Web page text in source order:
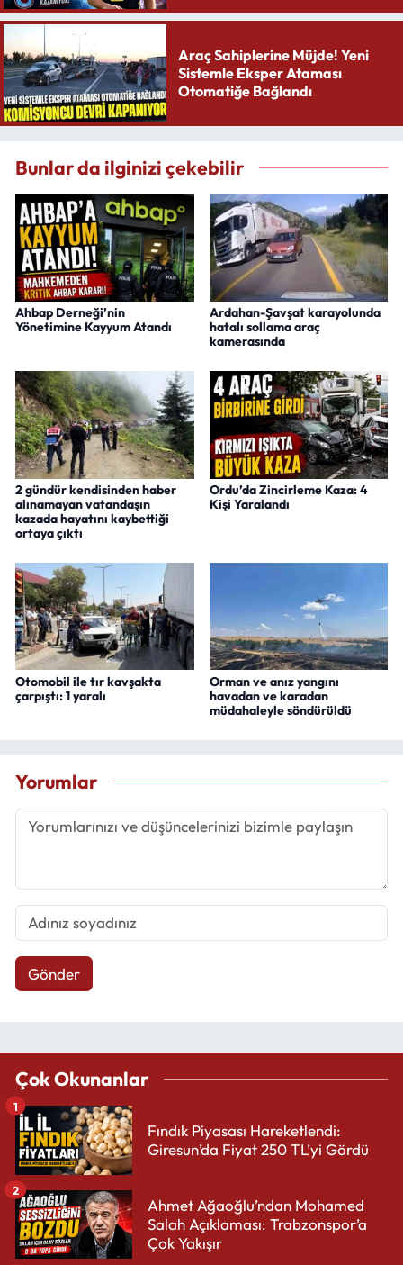
Araç Sahiplerine Müjde! Yeni
Sistemle Eksper Ataması
Otomatiğe Bağlandı
Bunlar da ilginizi çekebilir
Ahbap Derneği’nin
Yönetimine Kayyum Atandı
Ardahan-Şavşat karayolunda
hatalı sollama araç
kamerasında
2 gündür kendisinden haber
alınamayan vatandaşın
kazada hayatını kaybettiği
ortaya çıktı
Ordu’da Zincirleme Kaza: 4
Kişi Yaralandı
Otomobil ile tır kavşakta
çarpıştı: 1 yaralı
Orman ve anız yangını
havadan ve karadan
müdahaleyle söndürüldü
Yorumlar
Gönder
Çok Okunanlar
Fındık Piyasası Hareketlendi:
Giresun’da Fiyat 250 TL’yi Gördü
1
Ahmet Ağaoğlu’ndan Mohamed
Salah Açıklaması: Trabzonspor’a
Çok Yakışır
2